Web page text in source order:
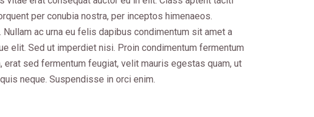
per conubia nostra, per inceptos himenaeos.
Nullam ac urna eu felis dapibus condimentum sit amet a
elit. Sed ut imperdiet nisi. Proin condimentum fermentum
erat sed fermentum feugiat, velit mauris egestas quam, ut
neque. Suspendisse in orci enim.